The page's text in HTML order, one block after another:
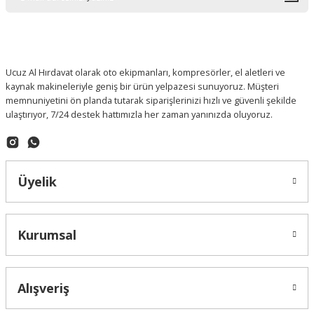
Ucuz Al Hırdavat olarak oto ekipmanları, kompresörler, el aletleri ve
kaynak makineleriyle geniş bir ürün yelpazesi sunuyoruz. Müşteri
memnuniyetini ön planda tutarak siparişlerinizi hızlı ve güvenli şekilde
ulaştırıyor, 7/24 destek hattımızla her zaman yanınızda oluyoruz.
Üyelik
Kurumsal
Alışveriş